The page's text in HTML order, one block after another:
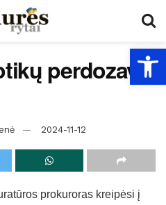
perdozavo
2024-11-12
prokuroras kreipėsi į